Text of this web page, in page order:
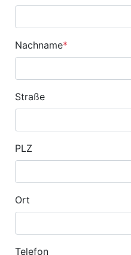
Nachname*
Straße
PLZ
Ort
Telefon